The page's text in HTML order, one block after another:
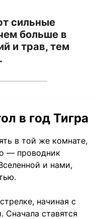
сильные
больше в
и трав, тем
в год Тигра
в той же комнате,
— проводник
и нами,
начиная с
Сначала ставятся